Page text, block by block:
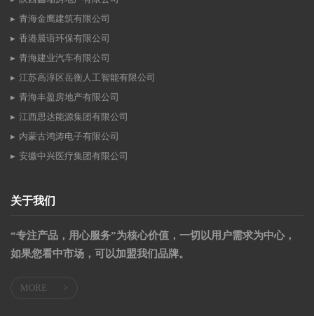
青海金鹰建筑有限公司
香港晨语环保有限公司
青海建业汽车有限公司
江苏高淳区岳衡人工智能有限公司
青海丰盈房地产有限公司
江西思达能源集团有限公司
内蒙古鸿涛电子有限公司
安徽中兴医疗集团有限公司
关于我们
“专注产品，用心服务”为核心价值，一切以用户需求为中心，
如果您看中市场，可以加盟我们品牌。
MORE >